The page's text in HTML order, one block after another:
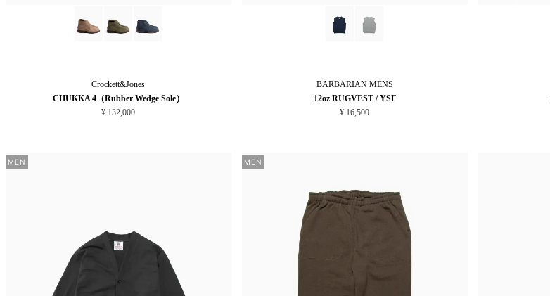
Crockett&Jones
CHUKKA 4（Rubber Wedge Sole）
¥ 132,000
BARBARIANMENS
12oz RUGVEST / YSF
¥ 16,500
MEN MEN